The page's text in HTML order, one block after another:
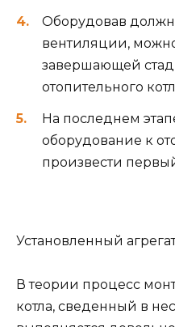
Оборудовав
вентиляции,
завершающей
отопительного
На последнем
оборудование к
произвести
Установленный
В теории процесс
котла, сведенный в